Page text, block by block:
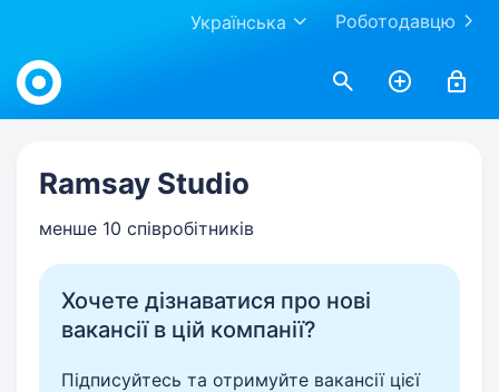
Роботодавцю
Українська
Work.ua
Ramsay Studio
менше 10 співробітників
Хочете дізнаватися про нові
вакансії в цій компанії?
Підписуйтесь та отримуйте вакансії цієї